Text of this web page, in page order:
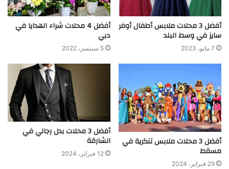
أفضل 3 محلات ملابس أطفال أوفر
سايز في وسط البلد
7 مايو، 2023
أفضل 4 محلات شراء الهدايا في
دبي
5 سبتمبر، 2022
أفضل 3 محلات ملابس تنكرية في
مسقط
29 فبراير، 2024
أفضل 3 محلات بدل رجالي في
الشارقة
12 فبراير، 2024